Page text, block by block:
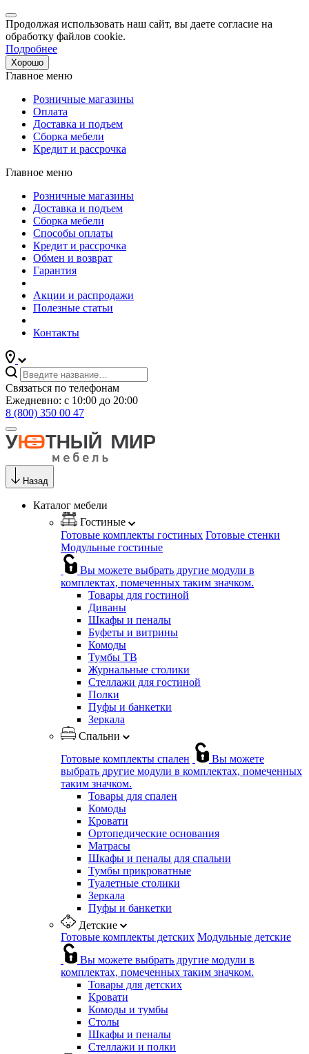
Продолжая использовать наш сайт, вы даете согласие на
обработку файлов cookie.
Подробнее
Хорошо
Главное меню
Розничные магазины
Оплата
Доставка и подъем
Сборка мебели
Кредит и рассрочка
Главное меню
Розничные магазины
Доставка и подъем
Сборка мебели
Способы оплаты
Кредит и рассрочка
Обмен и возврат
Гарантия
Акции и распродажи
Полезные статьи
Контакты
Связаться по телефонам
Ежедневно: с 10:00 до 20:00
8 (800) 350 00 47
Назад
Каталог мебели
Гостиные
Готовые комплекты гостиных Готовые стенки
Модульные гостиные
Вы можете выбрать другие модули в
комплектах, помеченных таким значком.
Товары для гостиной
Диваны
Шкафы и пеналы
Буфеты и витрины
Комоды
Тумбы ТВ
Журнальные столики
Стеллажи для гостиной
Полки
Пуфы и банкетки
Зеркала
Спальни
Готовые комплекты спален
Вы можете
выбрать другие модули в комплектах, помеченных
таким значком.
Товары для спален
Комоды
Кровати
Ортопедические основания
Матрасы
Шкафы и пеналы для спальни
Тумбы прикроватные
Туалетные столики
Зеркала
Пуфы и банкетки
Детские
Готовые комплекты детских Модульные детские
Вы можете выбрать другие модули в
комплектах, помеченных таким значком.
Товары для детских
Кровати
Комоды и тумбы
Столы
Шкафы и пеналы
Стеллажи и полки